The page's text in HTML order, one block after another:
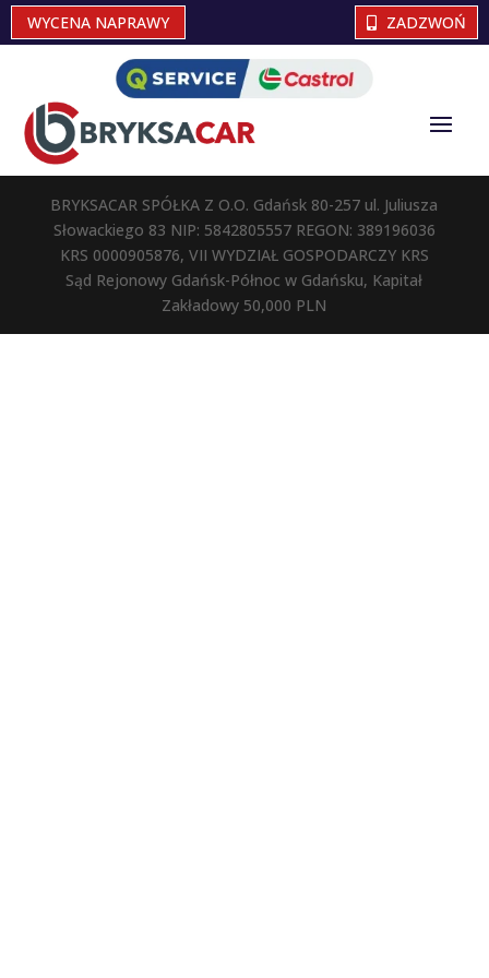
WYCENA NAPRAWY ZADZWOŃ
BRYKSACAR SPÓŁKA Z O.O. Gdańsk 80-257 ul. Juliusza
Słowackiego 83 NIP: 5842805557 REGON: 389196036
KRS 0000905876, VII WYDZIAŁ GOSPODARCZY KRS
Sąd Rejonowy Gdańsk-Północ w Gdańsku, Kapitał
Zakładowy 50,000 PLN